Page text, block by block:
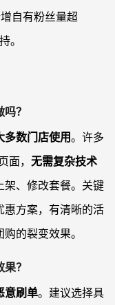
自有粉丝量超
。
？
数门店使用。许多
面， 无需复杂技术
架、修改套餐。关键
惠方案，有清晰的活
的裂变效果。
？
意刷单。建议选择具